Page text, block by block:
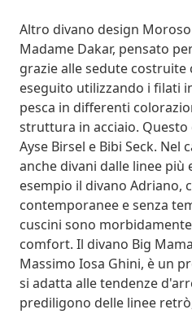
Altro divano design
Madame Dakar, pensato
grazie alle sedute costruite
eseguito utilizzando i filati
pesca in differenti
struttura in acciaio.
Ayse Birsel e Bibi Seck.
anche divani dalle linee più
esempio il divano Adriano,
contemporanee e senza
cuscini sono
comfort. Il divano Big
Massimo Iosa Ghini, è un
si adatta alle tendenze
prediligono delle linee